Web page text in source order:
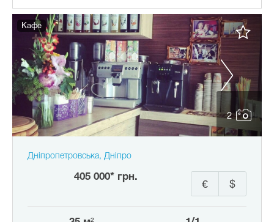
2
Кафе
Дніпропетровська, Дніпро
405 000* грн.
$
€